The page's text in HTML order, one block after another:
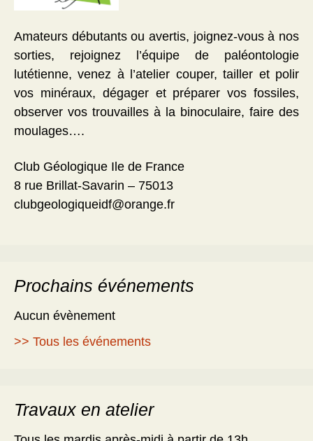
Amateurs débutants ou avertis, joignez-vous à nos
sorties, rejoignez l’équipe de paléontologie
lutétienne, venez à l’atelier couper, tailler et polir
vos minéraux, dégager et préparer vos fossiles,
observer vos trouvailles à la binoculaire, faire des
moulages….
Club Géologique Ile de France
8 rue Brillat-Savarin – 75013
clubgeologiqueidf@orange.fr
Prochains événements
Aucun évènement
>> Tous les événements
Travaux en atelier